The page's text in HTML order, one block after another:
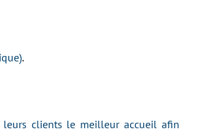
.
leurs clients le meilleur accueil afin